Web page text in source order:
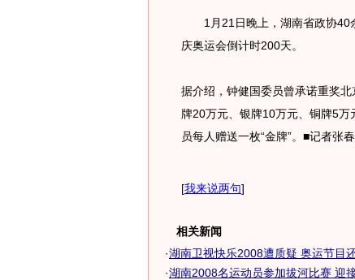
1月21日晚上，湖南省政协40
庆奥运会倒计时200天。
据介绍，钟健国委员曾承诺重奖
牌20万元、银牌10万元、铜牌5
员每人赠送一枚“金牌”。■记者张
[我来说两句]
相关新闻
·湖南卫视快乐2008遭质疑 奥运节目还
·湖南2008名运动员参加拔河比赛 迎